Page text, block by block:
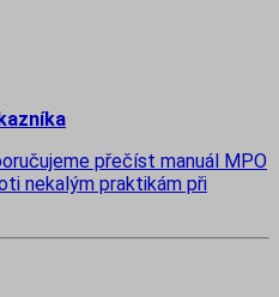
přečíst manuál MPO
nekalým praktikám při